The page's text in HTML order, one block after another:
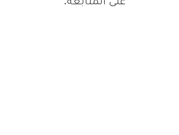
على المتابعة.